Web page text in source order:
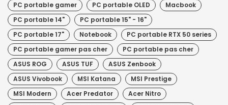
PC portable gamer PC portable OLED
Macbook
PC portable 14"
PC portable 15" - 16"
PC portable 17"
Notebook
PC portable RTX 50 series
PC portable gamer pas cher
PC portable pas cher
ASUS ROG
ASUS TUF
ASUS Zenbook
ASUS Vivobook
MSI Katana
MSI Prestige
MSI Modern
Acer Predator
Acer Nitro